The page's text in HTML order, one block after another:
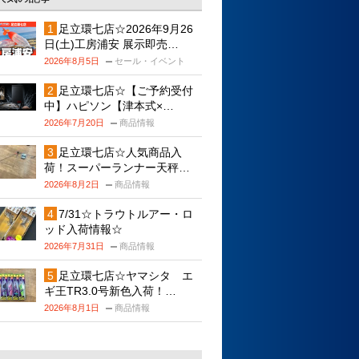
足立環七店☆2026年9月26
日(土)工房浦安 展示即売…
2026年8月5日 セール・イベント
足立環七店☆【ご予約受付
中】ハピソン【津本式×…
2026年7月20日 商品情報
足立環七店☆人気商品入
荷！スーパーランナー天秤…
2026年8月2日 商品情報
7/31☆トラウトルアー・ロ
ッド入荷情報☆
2026年7月31日 商品情報
足立環七店☆ヤマシタ エ
ギ王TR3.0号新色入荷！…
2026年8月1日 商品情報